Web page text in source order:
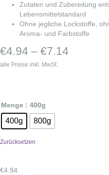
Zutaten und Zubereitung
Lebensmittelstandard
Ohne jegliche Lockstoffe,
Aroma- und Farbstoffe
€4.94 – €7.14
alle Preise inkl. MwSt.
Menge : 400g
400g 800g
Zurücksetzen
€4.94